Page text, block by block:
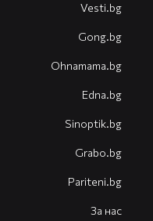
Vesti.bg
Gong.bg
Оhnamama.bg
Edna.bg
Sinoptik.bg
Grabo.bg
Pariteni.bg
За нас